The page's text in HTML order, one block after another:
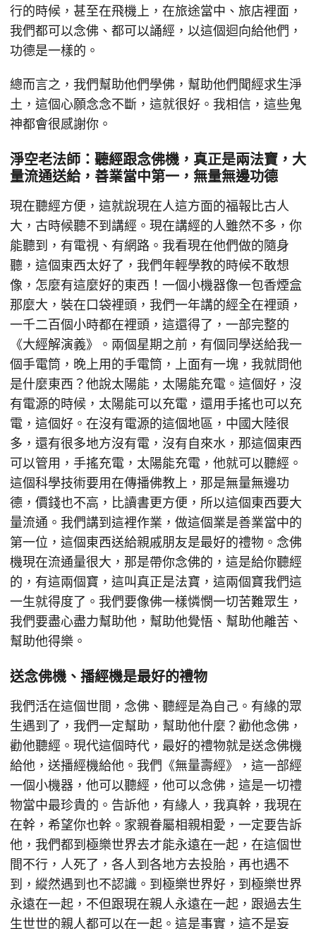
行的時候，甚至在飛機上，在旅途當中、旅店裡面，
我們都可以念佛、都可以誦經，以這個迴向給他們，
功德是一樣的。
總而言之，我們幫助他們學佛，幫助他們聞經求生淨
土，這個心願念念不斷，這就很好。我相信，這些鬼
神都會很感謝你。
淨空老法師：聽經跟念佛機，真正是兩法寶，大
量流通送給，善業當中第一，無量無邊功德
現在聽經方便，這就說現在人這方面的福報比古人
大，古時候聽不到講經。現在講經的人雖然不多，你
能聽到，有電視、有網路。我看現在他們做的隨身
聽，這個東西太好了，我們年輕學教的時候不敢想
像，怎麼有這麼好的東西！一個小機器像一包香煙盒
那麼大，裝在口袋裡頭，我們一年講的經全在裡頭，
一千二百個小時都在裡頭，這還得了，一部完整的
《大經解演義》。兩個星期之前，有個同學送給我一
個手電筒，晚上用的手電筒，上面有一塊，我就問他
是什麼東西？他說太陽能，太陽能充電。這個好，沒
有電源的時候，太陽能可以充電，還用手搖也可以充
電，這個好。在沒有電源的這個地區，中國大陸很
多，還有很多地方沒有電，沒有自來水，那這個東西
可以管用，手搖充電，太陽能充電，他就可以聽經。
這個科學技術要用在傳播佛教上，那是無量無邊功
德，價錢也不高，比讀書更方便，所以這個東西要大
量流通。我們講到這裡作業，做這個業是善業當中的
第一位，這個東西送給親戚朋友是最好的禮物。念佛
機現在流通量很大，那是帶你念佛的，這是給你聽經
的，有這兩個寶，這叫真正是法寶，這兩個寶我們這
一生就得度了。我們要像佛一樣憐憫一切苦難眾生，
我們要盡心盡力幫助他，幫助他覺悟、幫助他離苦、
幫助他得樂。
送念佛機、播經機是最好的禮物
我們活在這個世間，念佛、聽經是為自己。有緣的眾
生遇到了，我們一定幫助，幫助他什麼？勸他念佛，
勸他聽經。現代這個時代，最好的禮物就是送念佛機
給他，送播經機給他。我們《無量壽經》，這一部經
一個小機器，他可以聽經，他可以念佛，這是一切禮
物當中最珍貴的。告訴他，有緣人，我真幹，我現在
在幹，希望你也幹。家親眷屬相親相愛，一定要告訴
他，我們都到極樂世界去才能永遠在一起，在這個世
間不行，人死了，各人到各地方去投胎，再也遇不
到，縱然遇到也不認識。到極樂世界好，到極樂世界
永遠在一起，不但跟現在親人永遠在一起，跟過去生
生世世的親人都可以在一起。這是事實，這不是妄